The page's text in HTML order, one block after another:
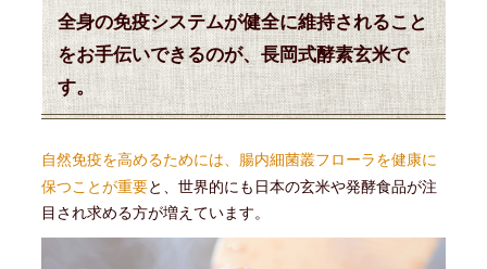
全身の免疫システムが健全に維持されること
をお手伝いできるのが、長岡式酵素玄米で
す。
自然免疫を高めるためには、腸内細菌叢フローラを健康に
保つことが重要と、世界的にも日本の玄米や発酵食品が注
目され求める方が増えています。